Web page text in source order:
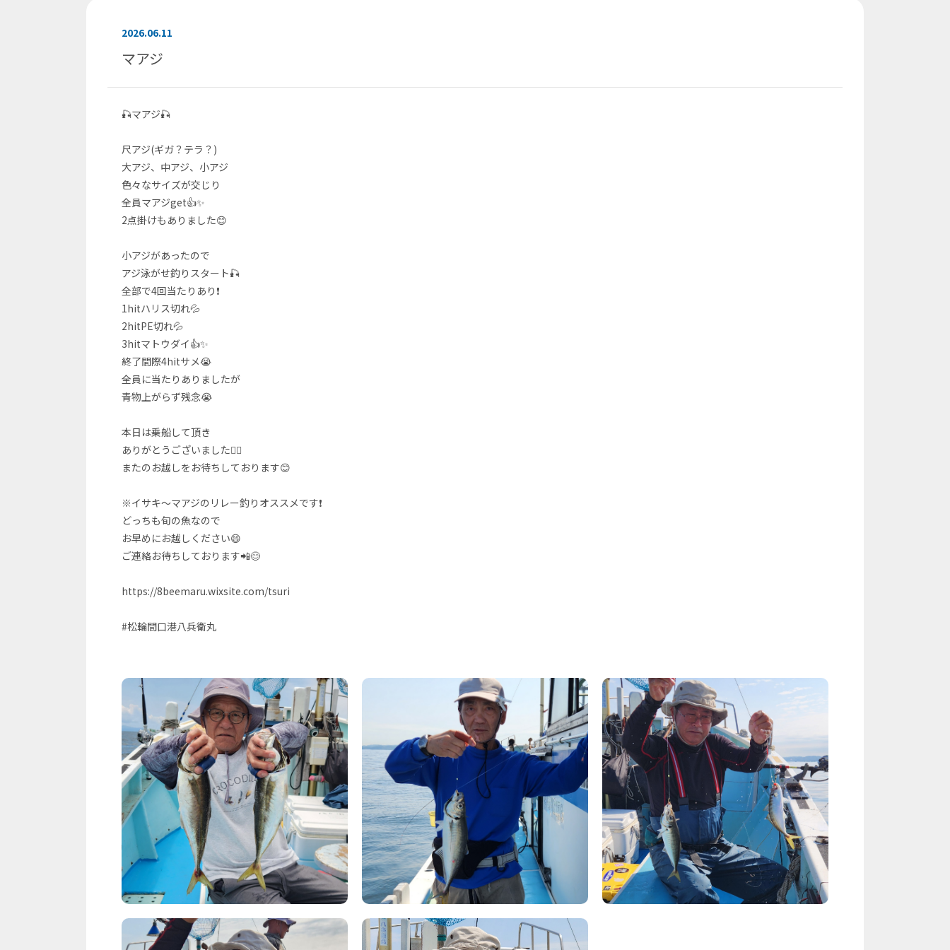
2026.06.11
マアジ
🎣マアジ🎣
尺アジ(ギガ？テラ？)
大アジ、中アジ、小アジ
色々なサイズが交じり
全員マアジget👍✨
2点掛けもありました😊
小アジがあったので
アジ泳がせ釣りスタート🎣
全部で4回当たりあり❗
1hitハリス切れ💦
2hitPE切れ💦
3hitマトウダイ👍✨
終了間際4hitサメ😭
全員に当たりありましたが
青物上がらず残念😭
本日は乗船して頂き
ありがとうございました🙇‍♂️
またのお越しをお待ちしております😊
※イサキ～マアジのリレー釣りオススメです❗
どっちも旬の魚なので
お早めにお越しください😄
ご連絡お待ちしております📲😊
https://8beemaru.wixsite.com/tsuri
#松輪間口港八兵衛丸